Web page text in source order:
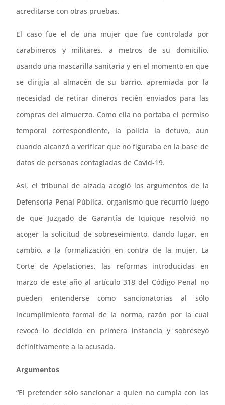
acreditarse con otras pruebas.
El caso fue el de una mujer que fue controlada por
carabineros y militares, a metros de su domicilio,
usando una mascarilla sanitaria y en el momento en que
se dirigía al almacén de su barrio, apremiada por la
necesidad de retirar dineros recién enviados para las
compras del almuerzo. Como ella no portaba el permiso
temporal correspondiente, la policía la detuvo, aun
cuando alcanzó a verificar que no figuraba en la base de
datos de personas contagiadas de Covid-19.
Así, el tribunal de alzada acogió los argumentos de la
Defensoría Penal Pública, organismo que recurrió luego
de que Juzgado de Garantía de Iquique resolvió no
acoger la solicitud de sobreseimiento, dando lugar, en
cambio, a la formalización en contra de la mujer. La
Corte de Apelaciones, las reformas introducidas en
marzo de este año al artículo 318 del Código Penal no
pueden entenderse como sancionatorias al sólo
incumplimiento formal de la norma, razón por la cual
revocó lo decidido en primera instancia y sobreseyó
definitivamente a la acusada.
Argumentos
“El pretender sólo sancionar a quien no cumpla con las